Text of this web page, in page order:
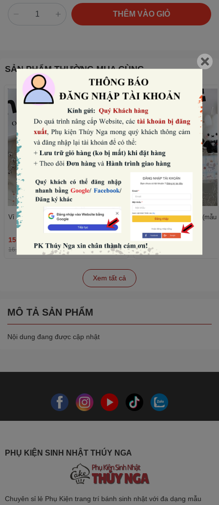
THÊM VÀO GIỎ
SẢN PHẨM THƯỜNG MUA CÙNG
Vỉ 5 nến thỏ -VÁY đen (mẫu nữ).
15.360₫
16.000₫ -4%
THÊM
Vỉ 5 nến thỏ -vest đen (mẫu
15.360₫
16.000₫
Xem tất cả
MÔ TẢ SẢN PHẨM
Nội dung đang được cập nhật
PHỤ KIỆN SINH NHẬT THÚY NGA
Chuyên sỉ lẻ Phụ Kiện trang trí bánh sinh nhật với đa dạng mẫu